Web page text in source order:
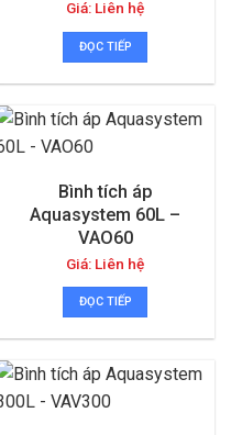
Giá: Liên hệ
ĐỌC TIẾP
Bình tích áp
Aquasystem 60L –
VAO60
Giá: Liên hệ
ĐỌC TIẾP